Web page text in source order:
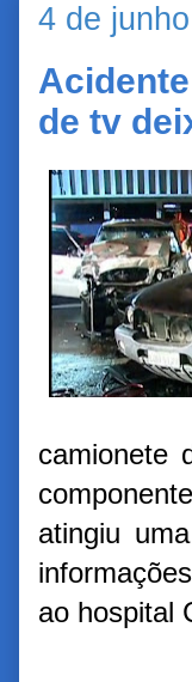
4 de
de tv
camionete
atingiu
ao hospital